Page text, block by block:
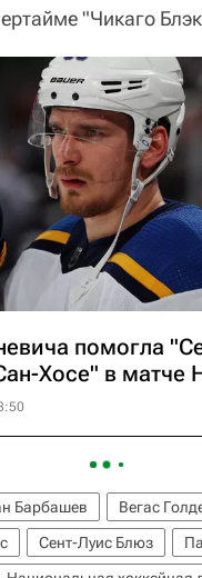
"Чикаго
помогла
Хосе" в матче
Барбашев
Вегас
Сент-Луис Блюз